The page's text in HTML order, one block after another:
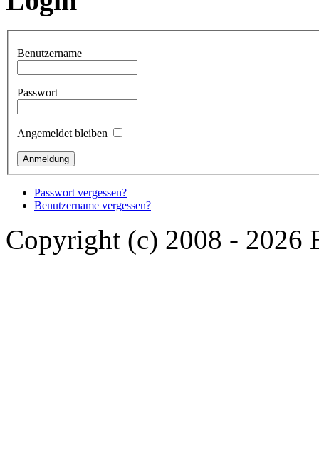
Benutzername
Passwort
Angemeldet bleiben
Passwort vergessen?
Benutzername vergessen?
Copyright (c) 2008 - 2026